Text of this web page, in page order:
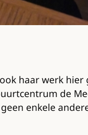
haar werk
de
enkele